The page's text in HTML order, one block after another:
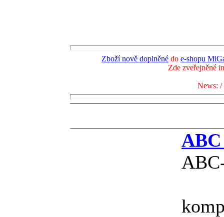
Zboží nově doplněné do e-shopu
Zde zveřejněné
News: /